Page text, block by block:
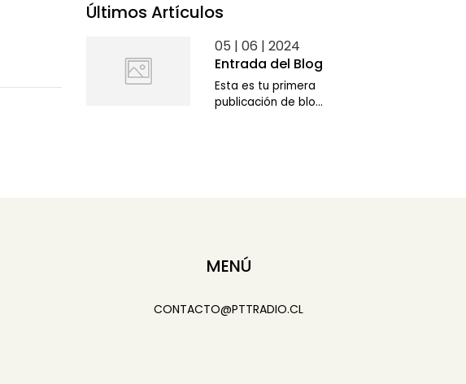
Últimos Artículos
05 | 06 | 2024
Entrada del Blog
Esta es tu primera
publicación de blo...
MENÚ
CONTACTO@PTTRADIO.CL